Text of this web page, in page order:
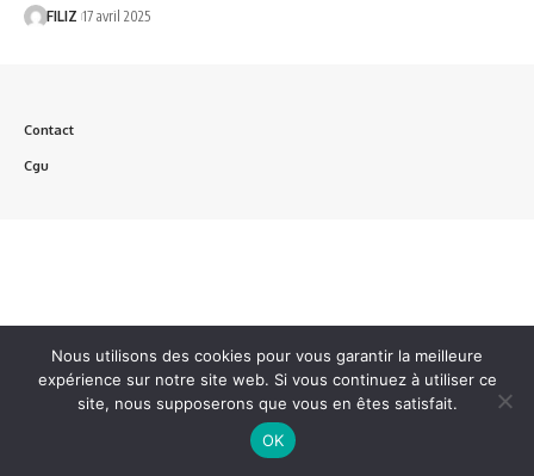
FILIZ 17 avril 2025
Contact
Cgu
Nous utilisons des cookies pour vous garantir la meilleure
expérience sur notre site web. Si vous continuez à utiliser ce
site, nous supposerons que vous en êtes satisfait.
OK